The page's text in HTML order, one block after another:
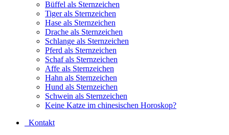
Büffel als Sternzeichen
Tiger als Sternzeichen
Hase als Sternzeichen
Drache als Sternzeichen
Schlange als Sternzeichen
Pferd als Sternzeichen
Schaf als Sternzeichen
Affe als Sternzeichen
Hahn als Sternzeichen
Hund als Sternzeichen
Schwein als Sternzeichen
Keine Katze im chinesischen Horoskop?
Kontakt